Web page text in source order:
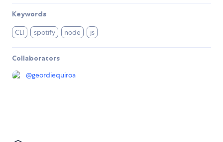
Keywords
CLI spotify node js
Collaborators
@geordiequiroa